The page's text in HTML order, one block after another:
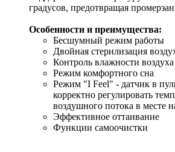
градусов, предотвращая
Особенности и преимущества:
Бесшумный режим работы
Двойная стерилизация
Контроль влажности воздуха
Режим комфортного сна
Режим "I Feel" - датчик в
корректно регулировать
воздушного потока в месте
Эффективное оттаивание
Функции самоочистки